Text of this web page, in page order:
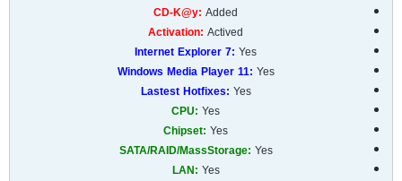
CD-K@y: Added
Activation: Actived
Internet Explorer 7: Yes
Windows Media Player 11: Yes
Lastest Hotfixes: Yes
CPU: Yes
Chipset: Yes
SATA/RAID/MassStorage: Yes
LAN: Yes